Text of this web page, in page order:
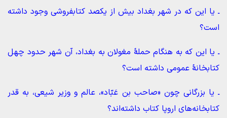
ـ یا این که در شهر بغداد بیش از یکصد کتابفروشی وجود داشته
است؟
ـ یا این که به هنگام حملۀ مغولان به بغداد، آن شهر حدود چهل
کتابخانۀ عمومی داشته است؟
ـ یا بزرگانی چون «صاحب بن عَبّاد»، عالم و وزیر شیعی، به قدر
کتابخانه‌های اروپا کتاب داشته‌اند؟